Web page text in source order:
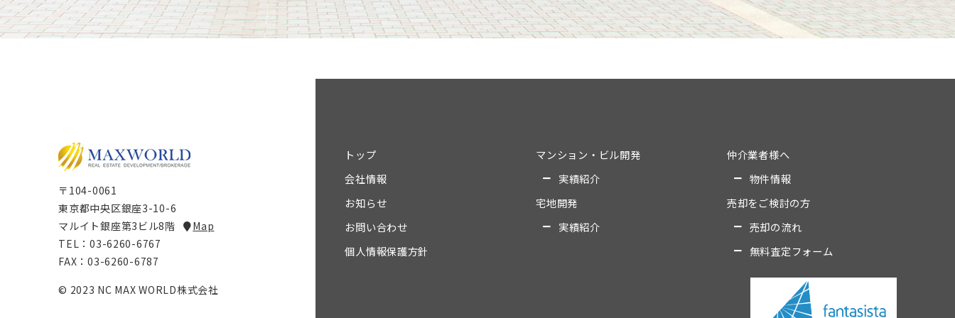
〒104-0061
東京都中央区銀座3-10-6
マルイト銀座第3ビル8階
Map
TEL：03-6260-6767
FAX：03-6260-6787
© 2023 NC MAX WORLD株式会社
トップ
会社情報
お知らせ
お問い合わせ
個人情報保護方針
マンション・ビル開発
実績紹介
宅地開発
実績紹介
仲介業者様へ
物件情報
売却をご検討の方
売却の流れ
無料査定フォーム